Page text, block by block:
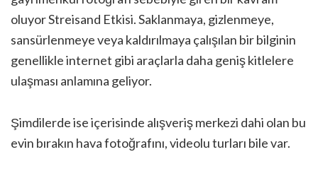
oluyor Streisand Etkisi. Saklanmaya, gizlenmeye,
sansürlenmeye veya kaldırılmaya çalışılan bir bilginin
genellikle internet gibi araçlarla daha geniş kitlelere
ulaşması anlamına geliyor.
Şimdilerde ise içerisinde alışveriş merkezi dahi olan bu
evin bırakın hava fotoğrafını, videolu turları bile var.